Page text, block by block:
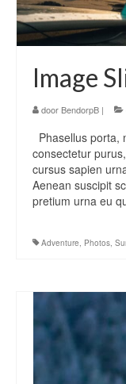
Icons
Blog
Blog List
Blog List
Image
Shop
Free
Premium
Image
door BendorpB |
Phasellus porta,
consectetur
cursus sapien
Aenean suscipit
pretium urna eu
Adventure, Photos,